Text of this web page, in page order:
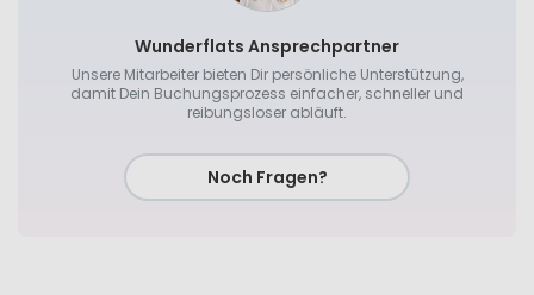
Wunderflats Ansprechpartner
Unsere Mitarbeiter bieten Dir persönliche Unterstützung,
damit Dein Buchungsprozess einfacher, schneller und
reibungsloser abläuft.
Noch Fragen?